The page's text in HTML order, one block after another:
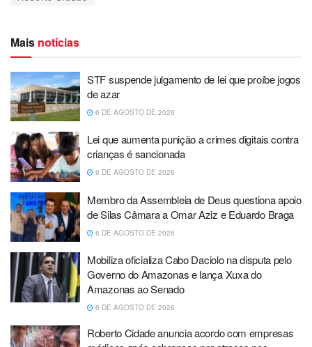
Mais notícias
STF suspende julgamento de lei que proíbe jogos
de azar
6 DE AGOSTO DE 2026
Lei que aumenta punição a crimes digitais contra
crianças é sancionada
6 DE AGOSTO DE 2026
Membro da Assembleia de Deus questiona apoio
de Silas Câmara a Omar Aziz e Eduardo Braga
6 DE AGOSTO DE 2026
Mobiliza oficializa Cabo Daciolo na disputa pelo
Governo do Amazonas e lança Xuxa do
Amazonas ao Senado
6 DE AGOSTO DE 2026
Roberto Cidade anuncia acordo com empresas